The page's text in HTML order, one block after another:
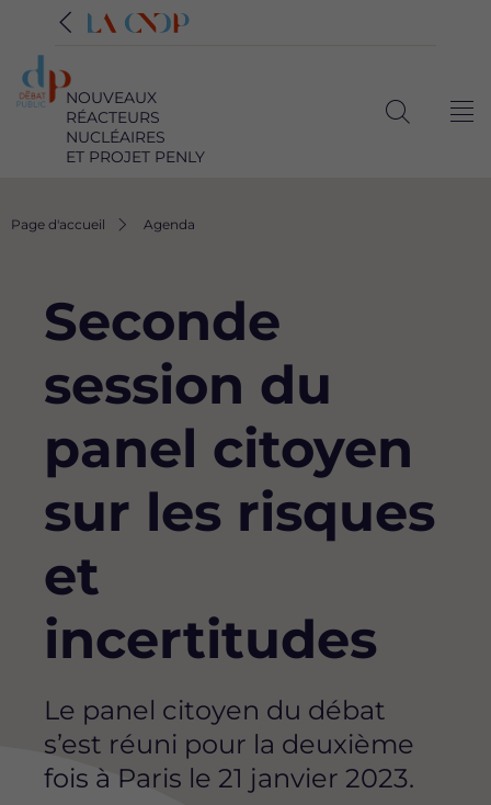
NOUVEAUX
RÉACTEURS
NUCLÉAIRES
ET PROJET PENLY
Fil
Page d'accueil Agenda
Seconde
session du
panel citoyen
sur les risques
et
incertitudes
Accroche
Le panel citoyen du débat
s’est réuni pour la deuxième
fois à Paris le 21 janvier 2023.